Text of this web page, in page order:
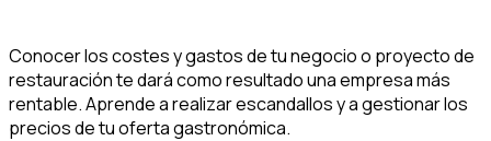
Conocer los costes y gastos de tu negocio o proyecto de
restauración te dará como resultado una empresa más
rentable. Aprende a realizar escandallos y a gestionar los
precios de tu oferta gastronómica.